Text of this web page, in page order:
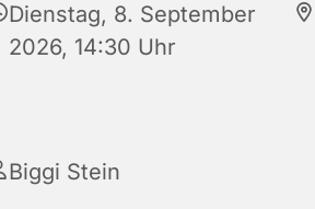
Dienstag, 8. September
2026, 14:30 Uhr
Biggi Stein